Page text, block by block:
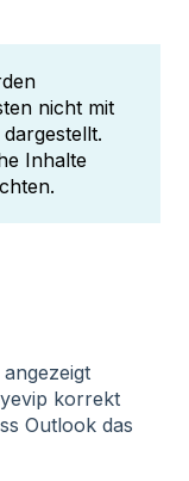
nicht mit
Inhalte
korrekt
Outlook das